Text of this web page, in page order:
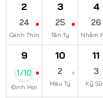
2
24
Canh Thìn
3
25
Tân Tỵ
4
26
Nhâm
9
1/10
Đinh Hợi
10
2
Mậu Tý
11
3
Kỷ